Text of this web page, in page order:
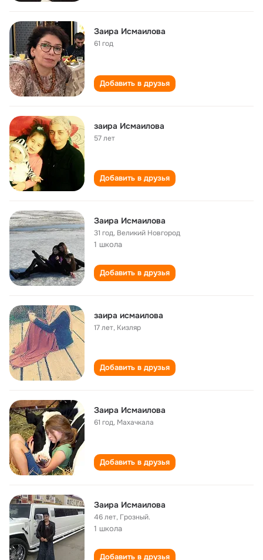
Заира Исмаилова
61 год
Добавить в друзья
заира Исмаилова
57 лет
Добавить в друзья
Заира Исмаилова
31 год, Великий Новгород
1 школа
Добавить в друзья
заира исмаилова
17 лет, Кизляр
Добавить в друзья
Заира Исмаилова
61 год, Махачкала
Добавить в друзья
Заира Исмаилова
46 лет, Грозный.
1 школа
Добавить в друзья